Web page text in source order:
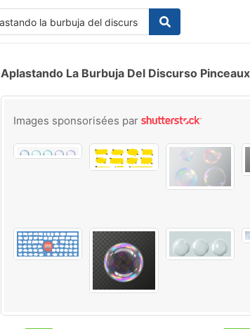
Aplastando La Burbuja Del Discurso Pinceaux
Images sponsorisées par